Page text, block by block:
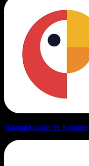
Natural Reader vs